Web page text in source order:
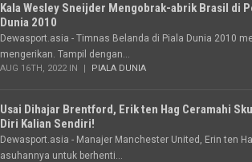
Kala Wesley Sneijder Mengobrak-abrik Brasil di
Dunia 2010
Dewasport.asia - Timnas Belanda di Piala Dunia 2010
mengerikan. Tampil dengan...
AUG 16TH, 2022 IN PIALA DUNIA
Usai Dihajar Brentford, Erik ten Hag Ceramahi
Diri Kalian Sendiri!
Dewasport.asia - Manajer Manchester United, Erin ten
asuhannya untuk berhenti...